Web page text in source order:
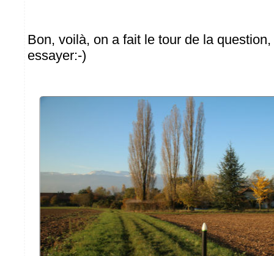
Bon, voilà, on a fait le tour de la
essayer:-)